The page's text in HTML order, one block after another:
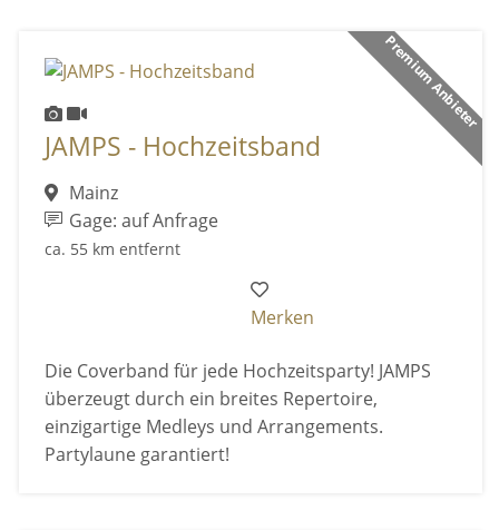
Premium Anbieter
JAMPS - Hochzeitsband
Mainz
Gage: auf Anfrage
ca. 55 km entfernt
Merken
Die Coverband für jede Hochzeitsparty! JAMPS
überzeugt durch ein breites Repertoire,
einzigartige Medleys und Arrangements.
Partylaune garantiert!